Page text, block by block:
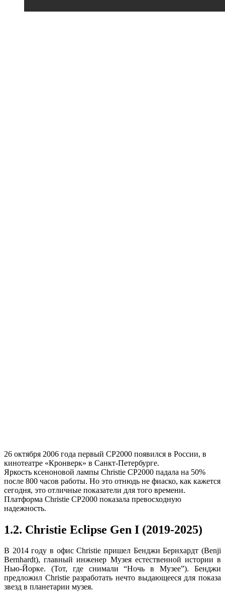
26 октября 2006 года первый CP2000 появился в России, в
кинотеатре «Кронверк» в Санкт-Петербурге.
Яркость ксеноновой лампы Christie CP2000 падала на 50%
после 800 часов работы. Но это отнюдь не фиаско, как кажется
сегодня, это отличные показатели для того времени.
Платформа Christie CP2000 показала превосходную
надежность.
1.2. Christie Eclipse Gen I (2019-2025)
В 2014 году в офис Christie пришел Бенджи Бернхардт (Benji
Bernhardt), главный инженер Музея естественной истории в
Нью-Йорке. (Тот, где снимали “Ночь в Музее”). Бенджи
предложил Christie разработать нечто выдающееся для показа
звезд в планетарии музея.